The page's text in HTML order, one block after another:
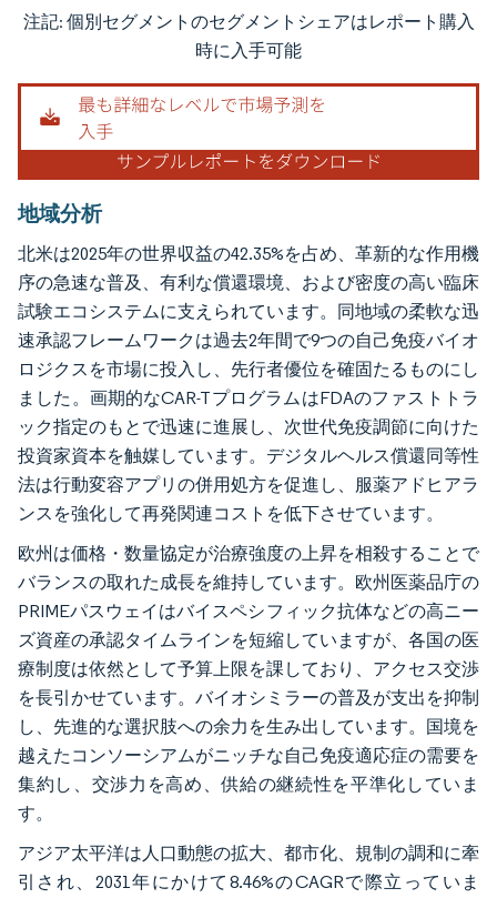
画像 © Mordor Intelligence。再利用にはCC BY 4.0の表示が必要です。
注記: 個別セグメントのセグメントシェアはレポート購入
時に入手可能
地域分析
北米は2025年の世界収益の42.35%を占め、革新的な作用機
序の急速な普及、有利な償還環境、および密度の高い臨床
試験エコシステムに支えられています。同地域の柔軟な迅
速承認フレームワークは過去2年間で9つの自己免疫バイオ
ロジクスを市場に投入し、先行者優位を確固たるものにし
ました。画期的なCAR-TプログラムはFDAのファストトラ
ック指定のもとで迅速に進展し、次世代免疫調節に向けた
投資家資本を触媒しています。デジタルヘルス償還同等性
法は行動変容アプリの併用処方を促進し、服薬アドヒアラ
ンスを強化して再発関連コストを低下させています。
欧州は価格・数量協定が治療強度の上昇を相殺することで
バランスの取れた成長を維持しています。欧州医薬品庁の
PRIMEパスウェイはバイスペシフィック抗体などの高ニー
ズ資産の承認タイムラインを短縮していますが、各国の医
療制度は依然として予算上限を課しており、アクセス交渉
を長引かせています。バイオシミラーの普及が支出を抑制
し、先進的な選択肢への余力を生み出しています。国境を
越えたコンソーシアムがニッチな自己免疫適応症の需要を
集約し、交渉力を高め、供給の継続性を平準化していま
す。
アジア太平洋は人口動態の拡大、都市化、規制の調和に牽
引され、2031年にかけて8.46%のCAGRで際立っていま